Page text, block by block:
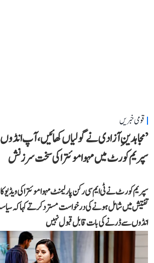
قومی خبریں
’مجاہدینِ آزادی نے گولیاں کھائیں، آپ
سپریم کورٹ میں مہوا موئترا کی سخت سرزنش
سپریم کورٹ نے ٹی ایم سی رکن پارلیمنٹ مہوا موئترا کی
تفتیش میں شامل ہونے کی درخواست مسترد کرتے کہا کہ
انڈوں سے ڈرنے کی بات قابل قبول نہیں